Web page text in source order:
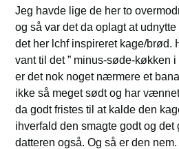
Jeg havde lige de her to
og så var det da oplagt at
det her lchf inspireret kage/brød.
vant til det ” minus-søde-køkken
er det nok noget nærmere et
ikke så meget sødt og har
da godt fristes til at kalde den
ihverfald den smagte godt og det
datteren også. Og så er den